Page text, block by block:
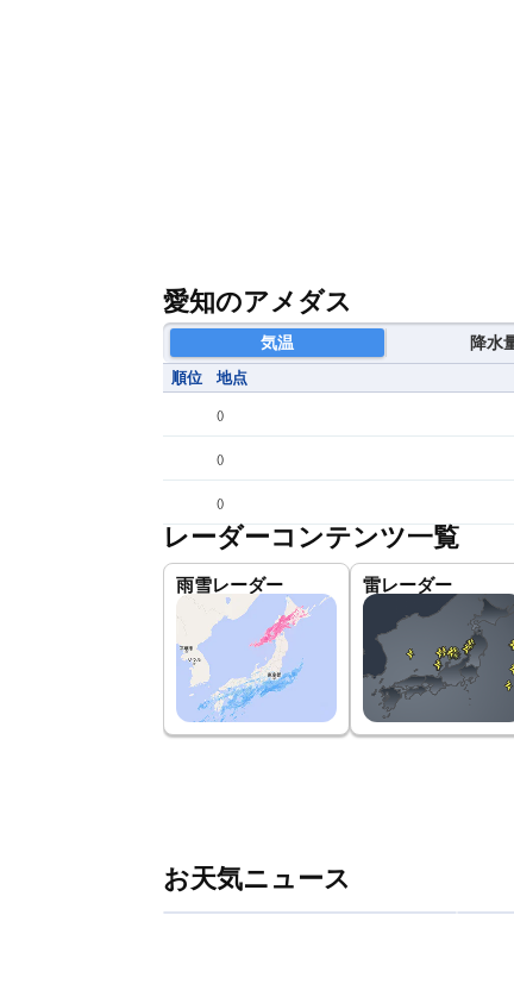
愛知のアメダス
気温 降水
順位 地点
()
()
()
レーダーコンテンツ一覧
雨雪レーダー 雷レーダー
お天気ニュース